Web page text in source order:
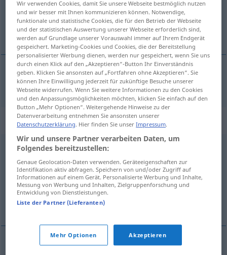
(Für mehr Details die Übersetzung anklicken/antippen)
grobes Futter
(grobes)Futter(Heuetc) fodder
„fodder“: transitive verb
fodder [ˈf(ɒ)də(r)]v/t
Übersicht aller Übersetzungen
(Für mehr Details die Übersetzung anklicken/antippen)
füttern
Wir verwenden Cookies, damit Sie unsere Webseite bestmöglich nutzen
und wir besser mit Ihnen kommunizieren können. Notwendige,
funktionale und statistische Cookies, die für den Betrieb der Webseite
und der statistischen Auswertung unserer Webseite erforderlich sind,
werden auf Grundlage unserer Vorauswahl immer auf Ihrem Endgerät
gespeichert. Marketing-Cookies und Cookies, die der Bereitstellung
personalisierter Werbung dienen, werden nur gespeichert, wenn Sie uns
durch einen Klick auf den „Akzeptieren“-Button Ihr Einverständnis
geben. Klicken Sie ansonsten auf „Fortfahren ohne Akzeptieren“. Sie
können Ihre Einwilligung jederzeit für zukünftige Besuche unserer
Webseite widerrufen. Wenn Sie weitere Informationen zu den Cookies
und den Anpassungsmöglichkeiten möchten, klicken Sie einfach auf den
Button „Mehr Optionen“. Weitergehende Hinweise zu der
Datenverarbeitung entnehmen Sie ansonsten unserer
Datenschutzerklärung. Hier finden Sie unserImpressum.
Wir und unsere Partner verarbeiten Daten, um
Folgendes bereitzustellen:
Genaue Geolocation-Daten verwenden. Geräteeigenschaften zur
Identifikation aktiv abfragen. Speichern von und/oder Zugriff auf
Informationen auf einem Gerät. Personalisierte Werbung und Inhalte,
Messung von Werbung und Inhalten, Zielgruppenforschung und
Entwicklung von Dienstleistungen.
Liste der Partner (Lieferanten)
Mehr Optionen Akzeptieren